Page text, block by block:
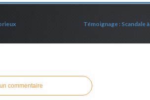
Témoignage : Scandale
commentaire